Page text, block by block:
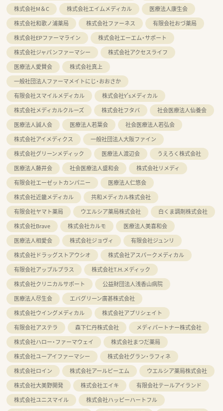
株式会社M＆C
株式会社エイムメディカル
医療法人康生会
株式会社和歌ノ浦薬局
株式会社ファーネス
有限会社おづ薬局
株式会社EPファーマライン
株式会社エーエム・サポート
株式会社ジャパンファーマシー
株式会社アクセスライフ
医療法人愛賛会
株式会社真上
一般社団法人ファーマメイトにじ・おおさか
有限会社スマイルメディカル
株式会社Y'sメディカル
株式会社メディカルクルーズ
株式会社フタバ
社会医療法人仙養会
医療法人誠人会
医療法人若葉会
社会医療法人若弘会
株式会社アイメディクス
一般社団法人大阪ファイン
株式会社グリーンメディック
医療法人渡辺会
うえろく株式会社
医療法人藤井会
社会医療法人盛和会
株式会社リメディ
有限会社エーゼットカンパニー
医療法人仁悠会
株式会社近畿メディカル
共和メディカル株式会社
有限会社ヤマト薬局
ウエルシア薬局株式会社
白くま調剤株式会社
株式会社Brave
株式会社カルモ
医療法人美喜和会
医療法人相愛会
株式会社ジョヴィ
有限会社ジュンリ
株式会社ドラッグストアウシオ
株式会社アスパークメディカル
有限会社アップルプラス
株式会社T.H.メディック
株式会社クリニカルサポート
公益財団法人浅香山病院
医療法人尽生会
エバグリーン廣甚株式会社
株式会社ウイングメディカル
株式会社アプリシェイト
有限会社アステラ
森下仁丹株式会社
メディパートナー株式会社
株式会社ハロー・ファーマウェイ
株式会社まつだ薬局
株式会社ユーアイファーマシー
株式会社グラン・ラフィネ
株式会社ロイン
株式会社アールピーエム
ウエルシア薬局株式会社
株式会社大美野開発
株式会社エイキ
有限会社テールアイランド
株式会社ユニスマイル
株式会社ハッピーハートフル